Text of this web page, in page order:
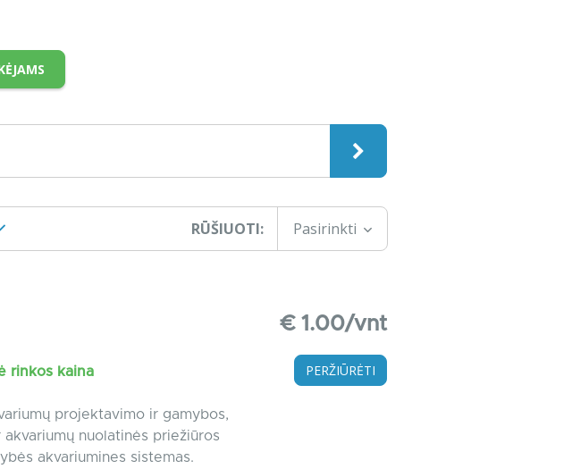
RŪŠIUOTI: Pasirinkti
rinkos kaina
projektavimo ir gamybos,
nuolatinės priežiūros
akvariumines sistemas.
€ 1.00/vnt
PERŽIŪRĖTI